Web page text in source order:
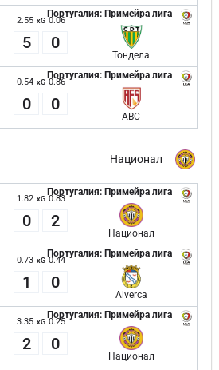
Португалия: Примейра лига
2.55 xG 0.06
5 0
Тондела
Португалия: Примейра лига
0.54 xG 0.86
0 0
АВС
Национал
Португалия: Примейра лига
1.82 xG 0.83
0 2
Национал
Португалия: Примейра лига
0.73 xG 0.44
1 0
Alverca
Португалия: Примейра лига
3.35 xG 0.25
2 0
Национал